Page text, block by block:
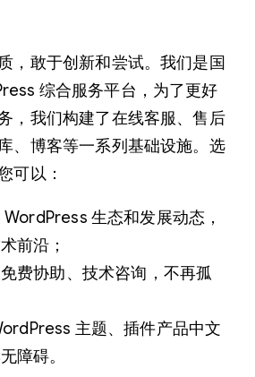
，敢于创新和尝试。我们是国
综合服务平台，为了更好
，我们构建了在线客服、售后
、博客等一系列基础设施。选
可以：
生态和发展动态，
前沿；
费协助、技术咨询，不再孤
主题、插件产品中文
障碍。